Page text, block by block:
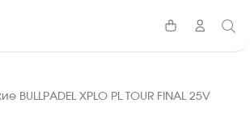
BULLPADEL XPLO PL TOUR FINAL 25V